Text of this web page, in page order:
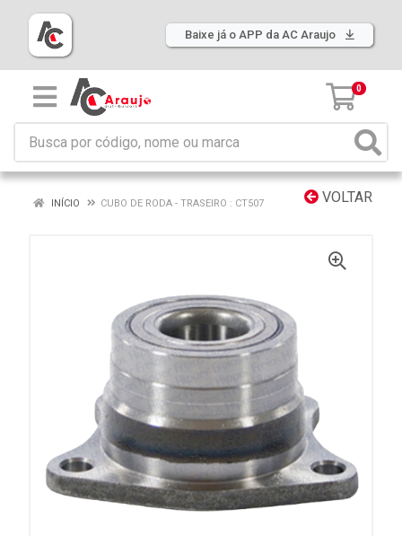
Baixe já o APP da AC Araujo
0
VOLTAR
INÍCIO CUBO DE RODA - TRASEIRO : CT507